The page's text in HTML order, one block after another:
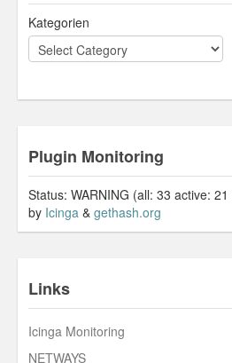
Kategorien
Plugin Monitoring
Status: WARNING (all: 33 active:
by Icinga & gethash.org
Links
Icinga Monitoring
NETWAYS